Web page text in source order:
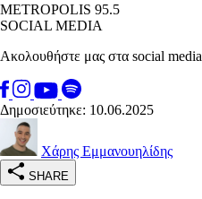
METROPOLIS 95.5
SOCIAL MEDIA
Ακολουθήστε μας στα social media
Δημοσιεύτηκε: 10.06.2025
Χάρης Εμμανουηλίδης
SHARE